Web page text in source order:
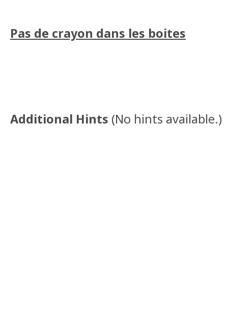
Pas de crayon dans les boites
Additional Hints (No hints available.)